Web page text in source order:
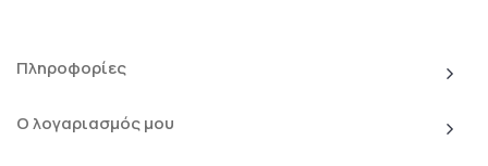
Πληροφορίες
Ο λογαριασμός μου